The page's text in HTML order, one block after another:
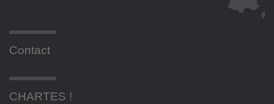
Contact
CHARTES !